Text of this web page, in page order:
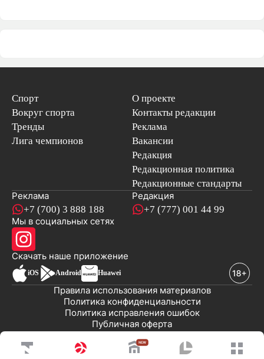
Спорт
Вокруг спорта
Тренды
Лига чемпионов
О проекте
Контакты редакции
Реклама
Вакансии
Редакция
Редакционная политика
Редакционные стандарты
Реклама
+7 (700) 3 888 188
Редакция
+7 (777) 001 44 99
Мы в социальных сетях
Скачать наше приложениеновостей
iOS Android Huawei
Публичная оферта
Политика исправления ошибок
Политика конфиденциальности
Правила использования материалов